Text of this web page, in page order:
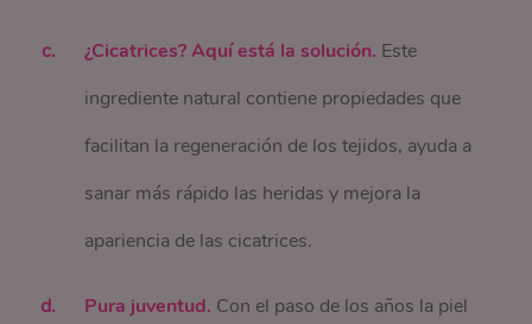
¿Cicatrices? Aquí está la solución. Este
ingrediente natural contiene propiedades que
facilitan la regeneración de los tejidos, ayuda a
sanar más rápido las heridas y mejora la
apariencia de las cicatrices.
Pura juventud. Con el paso de los años la piel